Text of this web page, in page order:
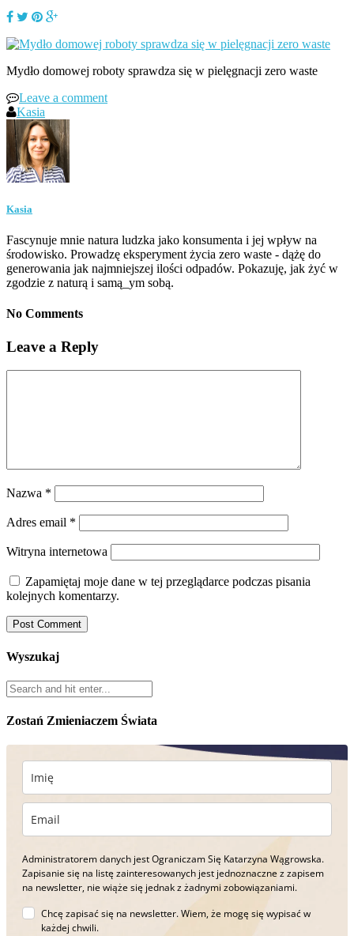
Mydło domowej roboty sprawdza się w pielęgnacji zero waste
Leave a comment
Kasia
Kasia
Fascynuje mnie natura ludzka jako konsumenta i jej wpływ na
środowisko. Prowadzę eksperyment życia zero waste - dążę do
generowania jak najmniejszej ilości odpadów. Pokazuję, jak żyć w
zgodzie z naturą i samą_ym sobą.
No Comments
Leave a Reply
Nazwa *
Adres email *
Witryna internetowa
Zapamiętaj moje dane w tej przeglądarce podczas pisania
kolejnych komentarzy.
Wyszukaj
Zostań Zmieniaczem Świata
Administratorem danych jest Ograniczam Się Katarzyna Wągrowska.
Zapisanie się na listę zainteresowanych jest jednoznaczne z zapisem
na newsletter, nie wiąże się jednak z żadnymi zobowiązaniami.
Chcę zapisać się na newsletter. Wiem, że mogę się wypisać w
każdej chwili.